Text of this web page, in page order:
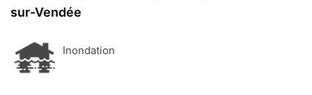
sur-Vendée
Inondation